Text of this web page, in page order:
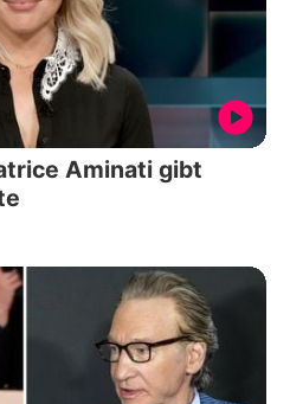
Aminati gibt